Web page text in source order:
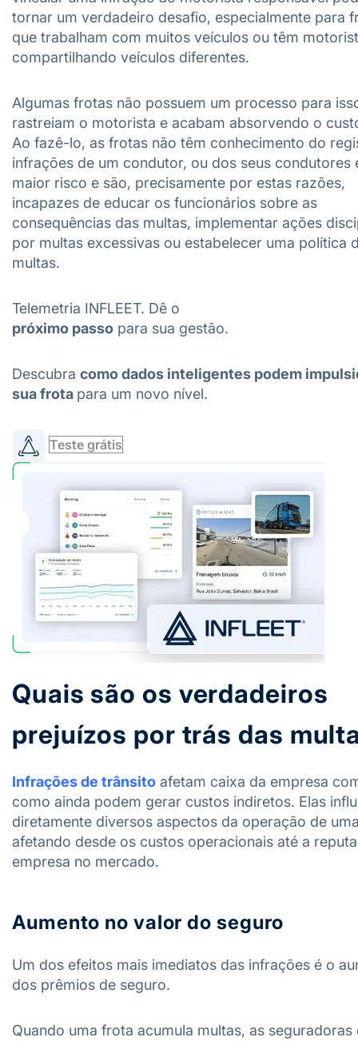
tornar um verdadeiro desafio, especialmente para
que trabalham com muitos veículos ou têm
compartilhando veículos diferentes.
Algumas frotas não possuem um processo para
rastreiam o motorista e acabam absorvendo o
Ao fazê-lo, as frotas não têm conhecimento do
infrações de um condutor, ou dos seus condutores
maior risco e são, precisamente por estas razões,
incapazes de educar os funcionários sobre as
consequências das multas, implementar ações
por multas excessivas ou estabelecer uma política
multas.
Telemetria INFLEET. Dê o
próximo passo para sua gestão.
Descubra como dados inteligentes podem
sua frota para um novo nível.
Teste grátis
Quais são os verdadeiros
prejuízos por trás das
Infrações de trânsito afetam caixa da empresa
como ainda podem gerar custos indiretos. Elas
diretamente diversos aspectos da operação de
afetando desde os custos operacionais até a
empresa no mercado.
Aumento no valor do seguro
Um dos efeitos mais imediatos das infrações é o
dos prêmios de seguro.
Quando uma frota acumula multas, as seguradoras